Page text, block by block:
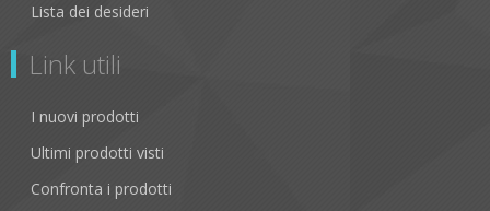
Lista dei desideri
Link utili
I nuovi prodotti
Ultimi prodotti visti
Confronta i prodotti